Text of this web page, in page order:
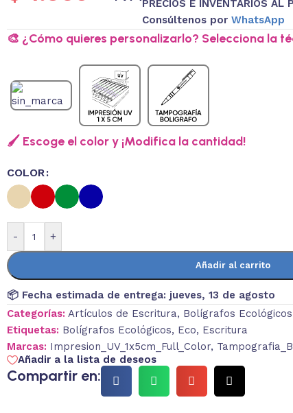
PRECIOS E INVENTARIOS AL
Consúltenos por WhatsApp
🎨 ¿Cómo quieres personalizarlo? Selecciona la
🖌️ Escoge el color y ¡Modifica la cantidad!
COLOR
- +
Añadir al carrito
📦 Fecha estimada de entrega: jueves, 13 de agosto
Categorías: Artículos de Escritura, Bolígrafos Ecológicos
Etiquetas: Bolígrafos Ecológicos, Eco, Escritura
Marcas: Impresion_UV_1x5cm_Full_Color,
Añadir a la lista de deseos
Compartir en: